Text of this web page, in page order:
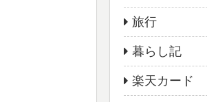
旅行
暮らし記
楽天カード